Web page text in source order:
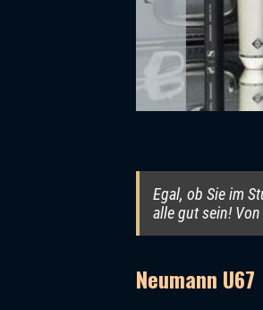
Egal, ob Sie im
alle gut sein!
Neumann U67